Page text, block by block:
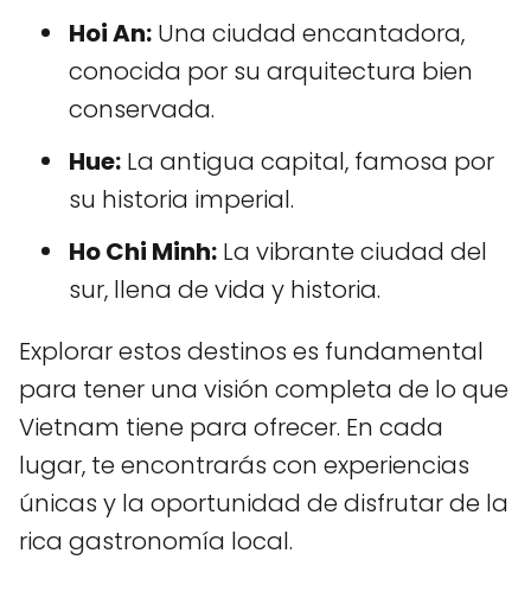
Hoi An: Una ciudad encantadora,
conocida por su arquitectura bien
conservada.
Hue: La antigua capital, famosa por
su historia imperial.
Ho Chi Minh: La vibrante ciudad del
sur, llena de vida y historia.
Explorar estos destinos es fundamental
para tener una visión completa de lo que
Vietnam tiene para ofrecer. En cada
lugar, te encontrarás con experiencias
únicas y la oportunidad de disfrutar de la
rica gastronomía local.